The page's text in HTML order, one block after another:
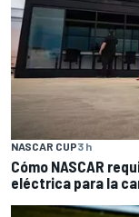
NASCAR CUP3 h
Cómo NASCAR
eléctrica para la